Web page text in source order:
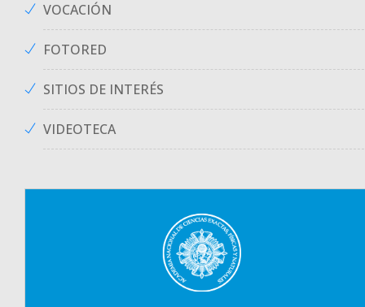
VOCACIÓN
FOTORED
SITIOS DE INTERÉS
VIDEOTECA